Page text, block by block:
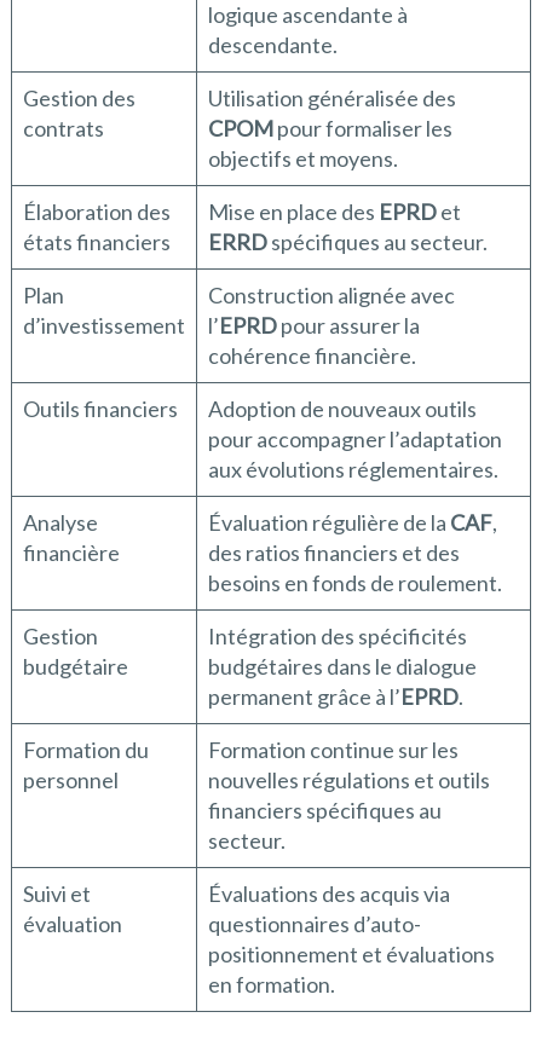
logique ascendante à
descendante.
Gestion des
contrats
Utilisation généralisée des
CPOMpour formaliser les
objectifs et moyens.
Élaboration des
états financiers
Mise en place des EPRDet
ERRDspécifiques au secteur.
Plan
d’investissement
Construction alignée avec
l’EPRDpour assurer la
cohérence financière.
Outils financiers
Adoption de nouveaux outils
pour accompagner l’adaptation
aux évolutions réglementaires.
Analyse
financière
Évaluation régulière de la CAF,
des ratios financiers et des
besoins en fonds de roulement.
Gestion
budgétaire
Intégration des spécificités
budgétaires dans le dialogue
permanent grâce à l’EPRD.
Formation du
personnel
Formation continue sur les
nouvelles régulations et outils
financiers spécifiques au
secteur.
Suivi et
évaluation
Évaluations des acquis via
questionnaires d’auto-
positionnement et évaluations
en formation.